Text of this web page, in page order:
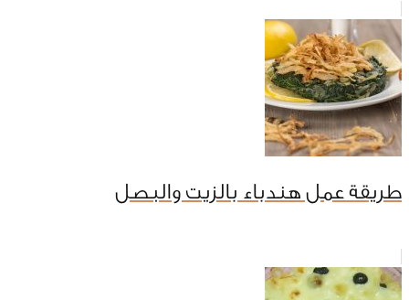
طريقة عمل هندباء بالزيت والبصل